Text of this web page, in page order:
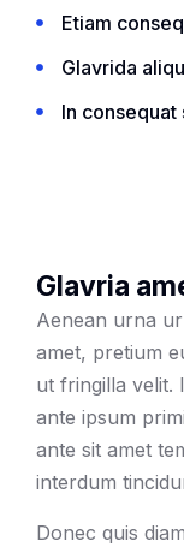
Etiam
Glavrida
In consequat
Glavria
Aenean urna
amet, pretium
ut fringilla velit.
ante ipsum
ante sit amet
interdum
Donec quis